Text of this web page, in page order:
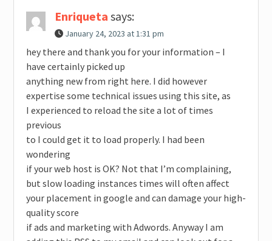
Enriqueta says:
January 24, 2023 at 1:31 pm
hey there and thank you for your information – I
have certainly picked up
anything new from right here. I did however
expertise some technical issues using this site, as
I experienced to reload the site a lot of times
previous
to I could get it to load properly. I had been
wondering
if your web host is OK? Not that I’m complaining,
but slow loading instances times will often affect
your placement in google and can damage your high-
quality score
if ads and marketing with Adwords. Anyway I am